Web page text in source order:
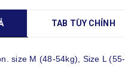
TAB TÙY CHỈNH
size M (48-54kg), Size L